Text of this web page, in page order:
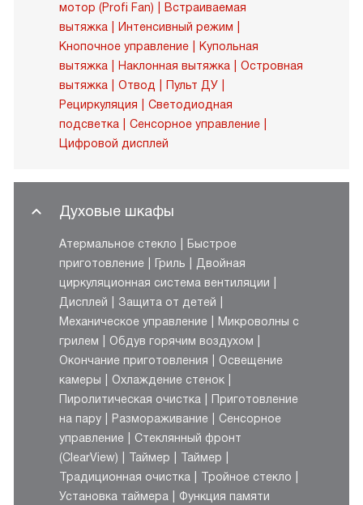
мотор (Profi Fan)
Встраиваемая
вытяжка
Интенсивный режим
Кнопочное управление
Купольная
вытяжка
Наклонная вытяжка
Островная
вытяжка
Отвод
Пульт ДУ
Рециркуляция
Светодиодная
подсветка
Сенсорное управление
Цифровой дисплей
Духовые шкафы
Атермальное стекло
Быстрое
приготовление
Гриль
Двойная
циркуляционная система вентиляции
Дисплей
Защита от детей
Механическое управление
Микроволны с
грилем
Обдув горячим воздухом
Окончание приготовления
Освещение
камеры
Охлаждение стенок
Пиролитическая очистка
Приготовление
на пару
Размораживание
Сенсорное
управление
Стеклянный фронт
(ClearView)
Таймер
Таймер
Традиционная очистка
Тройное стекло
Установка таймера
Функция памяти